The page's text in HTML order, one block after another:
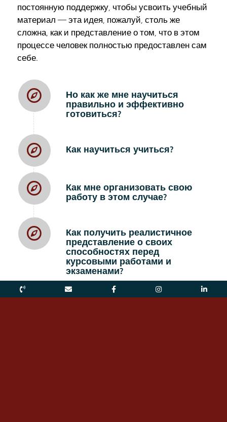
постоянную поддержку, чтобы усвоить учебный
материал — эта идея, пожалуй, столь же
сложна, как и представление о том, что в этом
процессе человек полностью предоставлен сам
себе.
Но как же мне научиться
правильно и эффективно
готовиться?
Как научиться учиться?
Как мне организовать свою
работу в этом случае?
Как получить реалистичное
представление о своих
способностях перед
курсовыми работами и
экзаменами?